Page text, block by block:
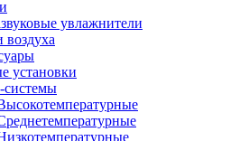
увлажнители
установки